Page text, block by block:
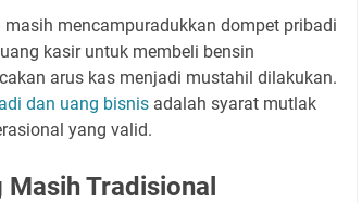
mencampuradukkan dompet pribadi
kasir untuk membeli bensin
arus kas menjadi mustahil dilakukan.
dan uang bisnis adalah syarat mutlak
yang valid.
Tradisional